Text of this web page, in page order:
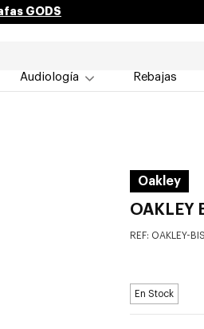
GODS
Audiología Rebajas
Oakley
OAKLEY
REF: OAKLEY-
En Stock